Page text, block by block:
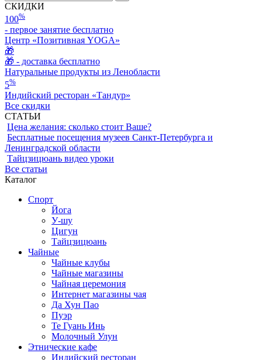
СКИДКИ
100%
- первое занятие бесплатно
Центр «Позитивная YOGA»
🎁
🎁 - доставка бесплатно
Натуральные продукты из Ленобласти
5%
Индийский ресторан «Тандур»
Все скидки
СТАТЬИ
Цена желания: сколько стоит Ваше?
Бесплатные посещения музеев Санкт-Петербурга и
Ленинградской области
Тайцзицюань видео уроки
Все статьи
Каталог
Спорт
Йога
У-шу
Цигун
Тайцзицюань
Чайные
Чайные клубы
Чайные магазины
Чайная церемония
Интернет магазины чая
Да Хун Пао
Пуэр
Те Гуань Инь
Молочный Улун
Этнические кафе
Индийский ресторан